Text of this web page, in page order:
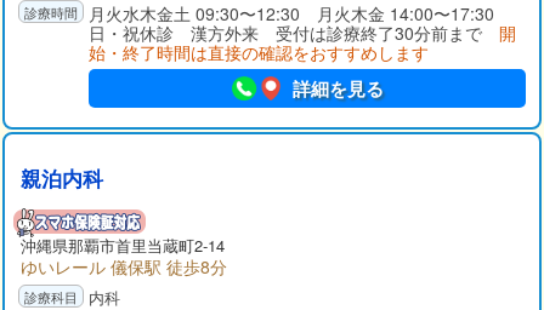
月火水木金土 09:30〜12:30 月火木金 14:00〜17:30
日・祝休診 漢方外来 受付は診療終了30分前まで 開
始・終了時間は直接の確認をおすすめします
詳細を見る
親泊内科
沖縄県那覇市首里当蔵町2-14
ゆいレール 儀保駅 徒歩8分
内科